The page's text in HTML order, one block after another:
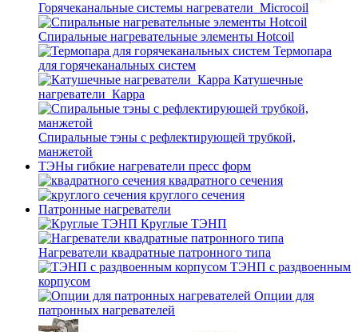
Горячеканальные системы нагреватели_Microcoil
Спиральные нагревательные элементы Hotcoil
Термопара
для горячеканальных систем
Катушечные
нагреватели_Карра
Спиральные тэны с рефлектирующей трубкой,
манжетой
ТЭНы гибкие нагреватели пресс форм
квадратного сечения
круглого сечения
Патронные нагреватели
Круглые ТЭНП
Нагреватели квадратные патронного типа
ТЭНП с раздвоенным
корпусом
Опции для
патронных нагревателей